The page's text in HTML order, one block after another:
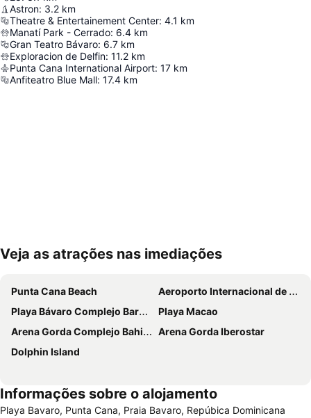
Astron: 3.2 km
Theatre & Entertainement Center: 4.1 km
Manatí Park - Cerrado: 6.4 km
Gran Teatro Bávaro: 6.7 km
Exploracion de Delfin: 11.2 km
Punta Cana International Airport: 17 km
Anfiteatro Blue Mall: 17.4 km
Ampliar mapa
Veja as atrações nas imediações
Punta Cana Beach
Aeroporto Internacional de Punta Cana
Playa Bávaro Complejo Barceló Bávaro
Playa Macao
Arena Gorda Complejo Bahia Principe Bavaro
Arena Gorda Iberostar
Dolphin Island
Informações sobre o alojamento
Playa Bavaro, Punta Cana, Praia Bavaro, Repúbica Dominicana